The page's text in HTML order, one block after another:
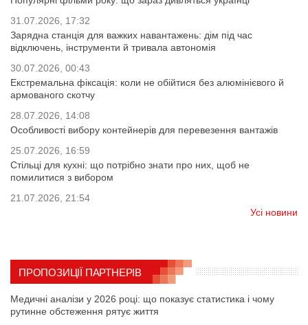
31.07.2026, 17:32
Зарядна станція для важких навантажень: дім під час
відключень, інструменти й тривала автономія
30.07.2026, 00:43
Екстремальна фіксація: коли не обійтися без алюмінієвого й
армованого скотчу
28.07.2026, 14:08
Особливості вибору контейнерів для перевезення вантажів
25.07.2026, 16:59
Стільці для кухні: що потрібно знати про них, щоб не
помилитися з вибором
21.07.2026, 21:54
Усі новини
ПРОПОЗИЦІЇ ПАРТНЕРІВ
Медичні аналізи у 2026 році: що показує статистика і чому
рутинне обстеження рятує життя